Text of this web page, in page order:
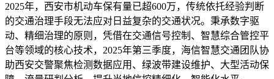
2025年，西安市机动车保有量已超600万，传统依托经验判断
的交通治理手段无法应对日益复杂的交通状况。秉承数字驱
动、精细治理的原则，凭借在交通信号控制、智慧综合管控平
台等领域的核心技术，2025年第三季度，海信智慧交通团队协
助西安交警聚焦检测数据应用、绿波带建设维护、大型活动保